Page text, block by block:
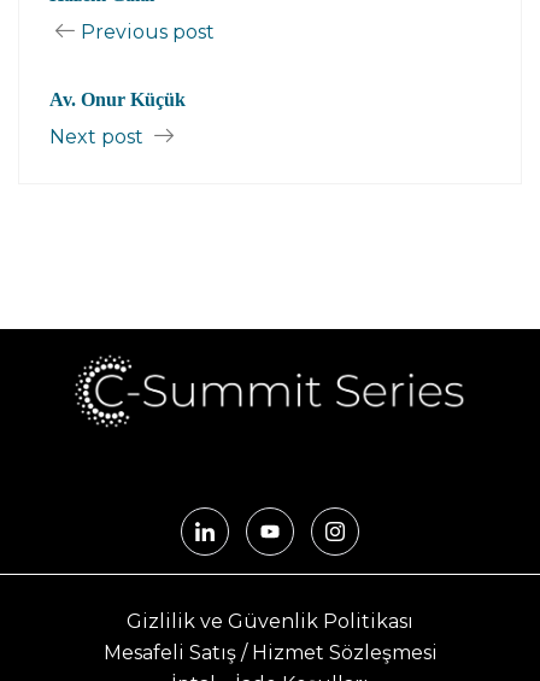
Previous post
Av. Onur Küçük
Next post
Gizlilik ve Güvenlik Politikası
Mesafeli Satış / Hizmet Sözleşmesi